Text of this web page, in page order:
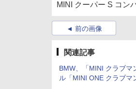
MINI クーパー S コン
前の画像
関連記事
BMW、「MINI クラブマ
ル「MINI ONE クラブマ